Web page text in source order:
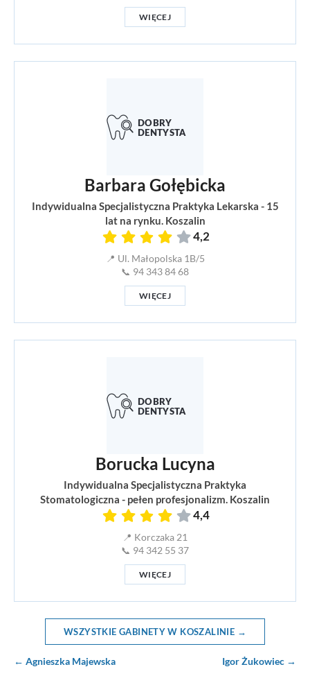
WIĘCEJ
Barbara Gołębicka
Indywidualna Specjalistyczna Praktyka Lekarska - 15
lat na rynku. Koszalin
4,2
📍 Ul. Małopolska 1B/5
📞 94 343 84 68
WIĘCEJ
Borucka Lucyna
Indywidualna Specjalistyczna Praktyka
Stomatologiczna - pełen profesjonalizm. Koszalin
4,4
📍 Korczaka 21
📞 94 342 55 37
WIĘCEJ
WSZYSTKIE GABINETY W KOSZALINIE →
← Agnieszka Majewska Igor Żukowiec →